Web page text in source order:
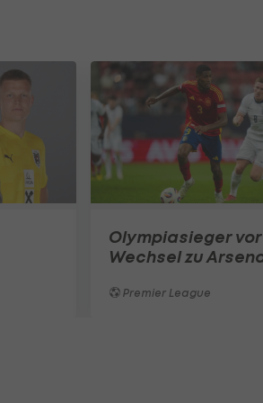
Olympiasieger vor
Wechsel zu
Premier League